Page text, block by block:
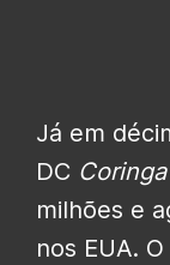
Já em
DC Coringa
milhões e
nos EUA.